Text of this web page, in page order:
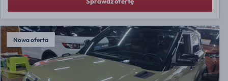
Nowa oferta